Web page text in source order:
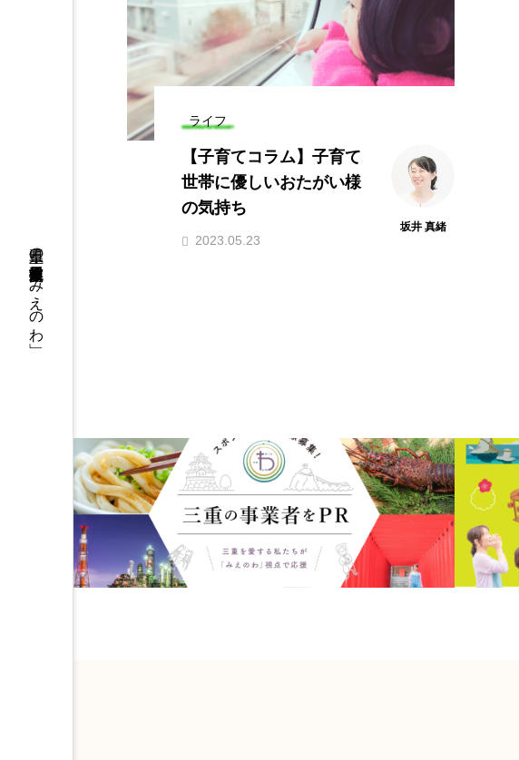
三重県の異業種交流・起業家支援 「みえのわ」
ライフ
【子育てコラム】子育て
世帯に優しいおたがい様
の気持ち
坂井 真緒
2023.05.23